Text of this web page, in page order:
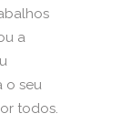
a
o seu
todos.